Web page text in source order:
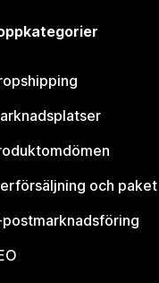
och paket
postmarknadsföring